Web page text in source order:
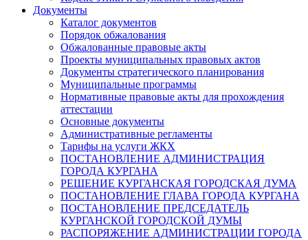
Документы
Каталог документов
Порядок обжалования
Обжалованные правовые акты
Проекты муниципальных правовых актов
Документы стратегического планирования
Муниципальные программы
Нормативные правовые акты для прохождения
аттестации
Основные документы
Административные регламенты
Тарифы на услуги ЖКХ
ПОСТАНОВЛЕНИЕ АДМИНИСТРАЦИЯ
ГОРОДА КУРГАНА
РЕШЕНИЕ КУРГАНСКАЯ ГОРОДСКАЯ ДУМА
ПОСТАНОВЛЕНИЕ ГЛАВА ГОРОДА КУРГАНА
ПОСТАНОВЛЕНИЕ ПРЕДСЕДАТЕЛЬ
КУРГАНСКОЙ ГОРОДСКОЙ ДУМЫ
РАСПОРЯЖЕНИЕ АДМИНИСТРАЦИИ ГОРОДА